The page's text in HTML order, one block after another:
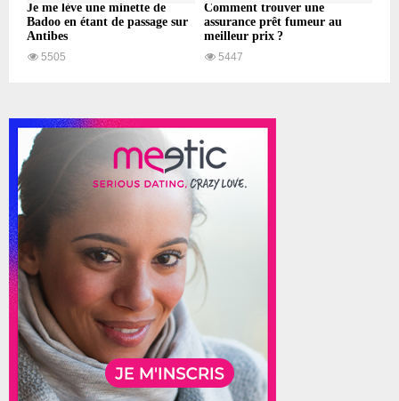
Je me lève une minette de
Badoo en étant de passage sur
Antibes
5505
Comment trouver une
assurance prêt fumeur au
meilleur prix ?
5447